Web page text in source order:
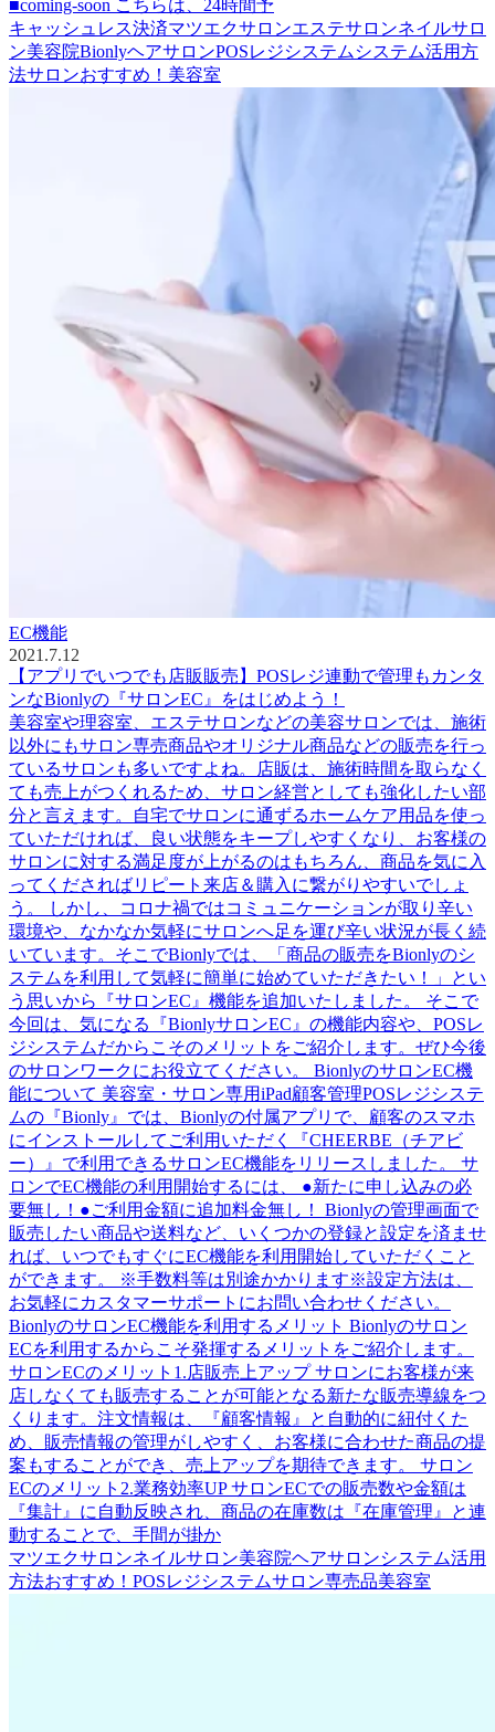
■coming-soon こちらは、24時間予
キャッシュレス決済マツエクサロンエステサロンネイルサロ
ン美容院BionlyヘアサロンPOSレジシステム システム活用方
法サロンおすすめ！ 美容室
EC機能
2021.7.12
【アプリでいつでも店販販売】POSレジ連動で管理もカンタ
ンなBionlyの『サロンEC』をはじめよう！
美容室や理容室、エステサロンなどの美容サロンでは、施術
以外にもサロン専売商品やオリジナル商品などの販売を行っ
ているサロンも多いですよね。店販は、施術時間を取らなく
ても売上がつくれるため、サロン経営としても強化したい部
分と言えます。自宅でサロンに通ずるホームケア用品を使っ
ていただければ、良い状態をキープしやすくなり、お客様の
サロンに対する満足度が上がるのはもちろん、商品を気に入
ってくださればリピート来店＆購入に繋がりやすいでしょ
う。 しかし、コロナ禍ではコミュニケーションが取り辛い
環境や、なかなか気軽にサロンへ足を運び辛い状況が長く続
いています。そこでBionlyでは、「商品の販売をBionlyのシ
ステムを利用して気軽に簡単に始めていただきたい！」とい
う思いから『サロンEC』機能を追加いたしました。 そこで
今回は、気になる『BionlyサロンEC』の機能内容や、POSレ
ジシステムだからこそのメリットをご紹介します。ぜひ今後
のサロンワークにお役立てください。 BionlyのサロンEC機
能について 美容室・サロン専用iPad顧客管理POSレジシステ
ムの『Bionly』では、Bionlyの付属アプリで、顧客のスマホ
にインストールしてご利用いただく『CHEERBE（チアビ
ー）』で利用できるサロンEC機能をリリースしました。 サ
ロンでEC機能の利用開始するには、 ●新たに申し込みの必
要無し！●ご利用金額に追加料金無し！ Bionlyの管理画面で
販売したい商品や送料など、いくつかの登録と設定を済ませ
れば、いつでもすぐにEC機能を利用開始していただくこと
ができます。 ※手数料等は別途かかります※設定方法は、
お気軽にカスタマーサポートにお問い合わせください。
BionlyのサロンEC機能を利用するメリット Bionlyのサロン
ECを利用するからこそ発揮するメリットをご紹介します。
サロンECのメリット1.店販売上アップ サロンにお客様が来
店しなくても販売することが可能となる新たな販売導線をつ
くります。注文情報は、『顧客情報』と自動的に紐付くた
め、販売情報の管理がしやすく、お客様に合わせた商品の提
案もすることができ、売上アップを期待できます。 サロン
ECのメリット2.業務効率UP サロンECでの販売数や金額は
『集計』に自動反映され、商品の在庫数は『在庫管理』と連
動することで、手間が掛か
マツエクサロンネイルサロン美容院ヘアサロンシステム活用
方法おすすめ！ POSレジシステムサロン専売品美容室